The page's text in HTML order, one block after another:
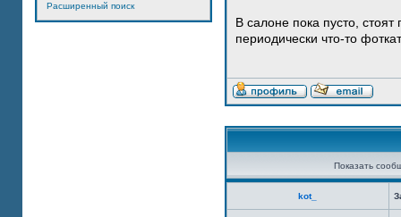
Расширенный поиск
В салоне пока пусто,
периодически что-то
Показать
kot_